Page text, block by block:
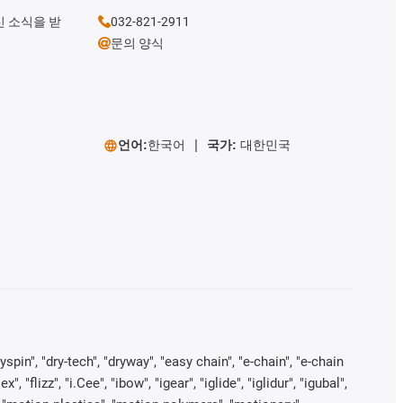
소식을 받
032-821-2911
문의 양식
언어:한국어 국가: 대한민국
"dry-tech", "dryway", "easy chain", "e-chain", "e-chain
"flizz", "i.Cee", "ibow", "igear", "iglide", "iglidur", "igubal",